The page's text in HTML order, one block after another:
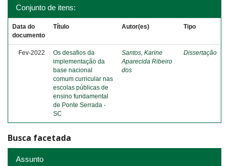
Conjunto de itens:
Data do
documento
Título Autor(es) Tipo
Fev-2022
Os desafios da
implementação da
base nacional
comum curricular nas
escolas públicas de
ensino fundamental
de Ponte Serrada -
SC
Santos, Karine
Aparecida Ribeiro
dos
Dissertação
Busca facetada
Assunto